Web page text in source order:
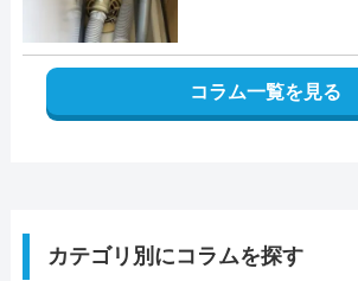
コラム一覧を見る
カテゴリ別にコラムを探す